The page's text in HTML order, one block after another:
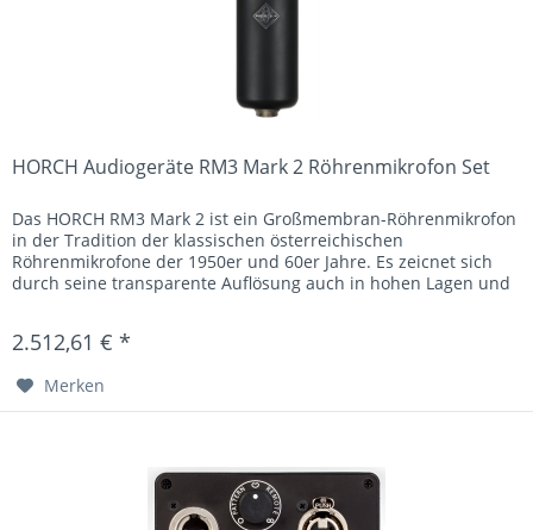
HORCH Audiogeräte RM3 Mark 2 Röhrenmikrofon Set
Das HORCH RM3 Mark 2 ist ein Großmembran-Röhrenmikrofon
in der Tradition der klassischen österreichischen
Röhrenmikrofone der 1950er und 60er Jahre. Es zeicnet sich
durch seine transparente Auflösung auch in hohen Lagen und
2.512,61 € *
Merken